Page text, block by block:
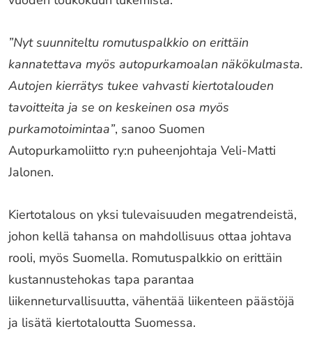
”Nyt suunniteltu romutuspalkkio on erittäin
kannatettava myös autopurkamoalan näkökulmasta.
Autojen kierrätys tukee vahvasti kiertotalouden
tavoitteita ja se on keskeinen osa myös
purkamotoimintaa”, sanoo Suomen
Autopurkamoliitto ry:n puheenjohtaja Veli-Matti
Jalonen.
Kiertotalous on yksi tulevaisuuden megatrendeistä,
johon kellä tahansa on mahdollisuus ottaa johtava
rooli, myös Suomella. Romutuspalkkio on erittäin
kustannustehokas tapa parantaa
liikenneturvallisuutta, vähentää liikenteen päästöjä
ja lisätä kiertotaloutta Suomessa.